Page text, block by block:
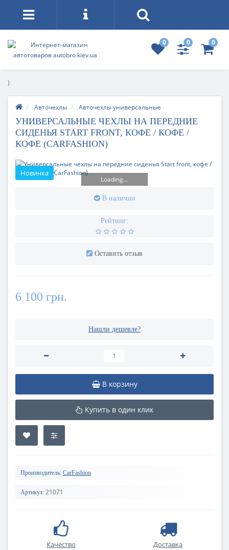
0 0 0
)
Авточехлы Авточехлы универсальные
УНИВЕРСАЛЬНЫЕ ЧЕХЛЫ НА ПЕРЕДНИЕ
СИДЕНЬЯ START FRONT, КОФЕ / КОФЕ /
КОФЕ (CARFASHION)
Новинка
Loading...
В наличии
Рейтинг:
Оставить отзыв
6 100 грн.
Нашли дешевле?
В корзину
Купить в один клик
Производитель: CarFashion
Артикул: 21071
Качество Доставка